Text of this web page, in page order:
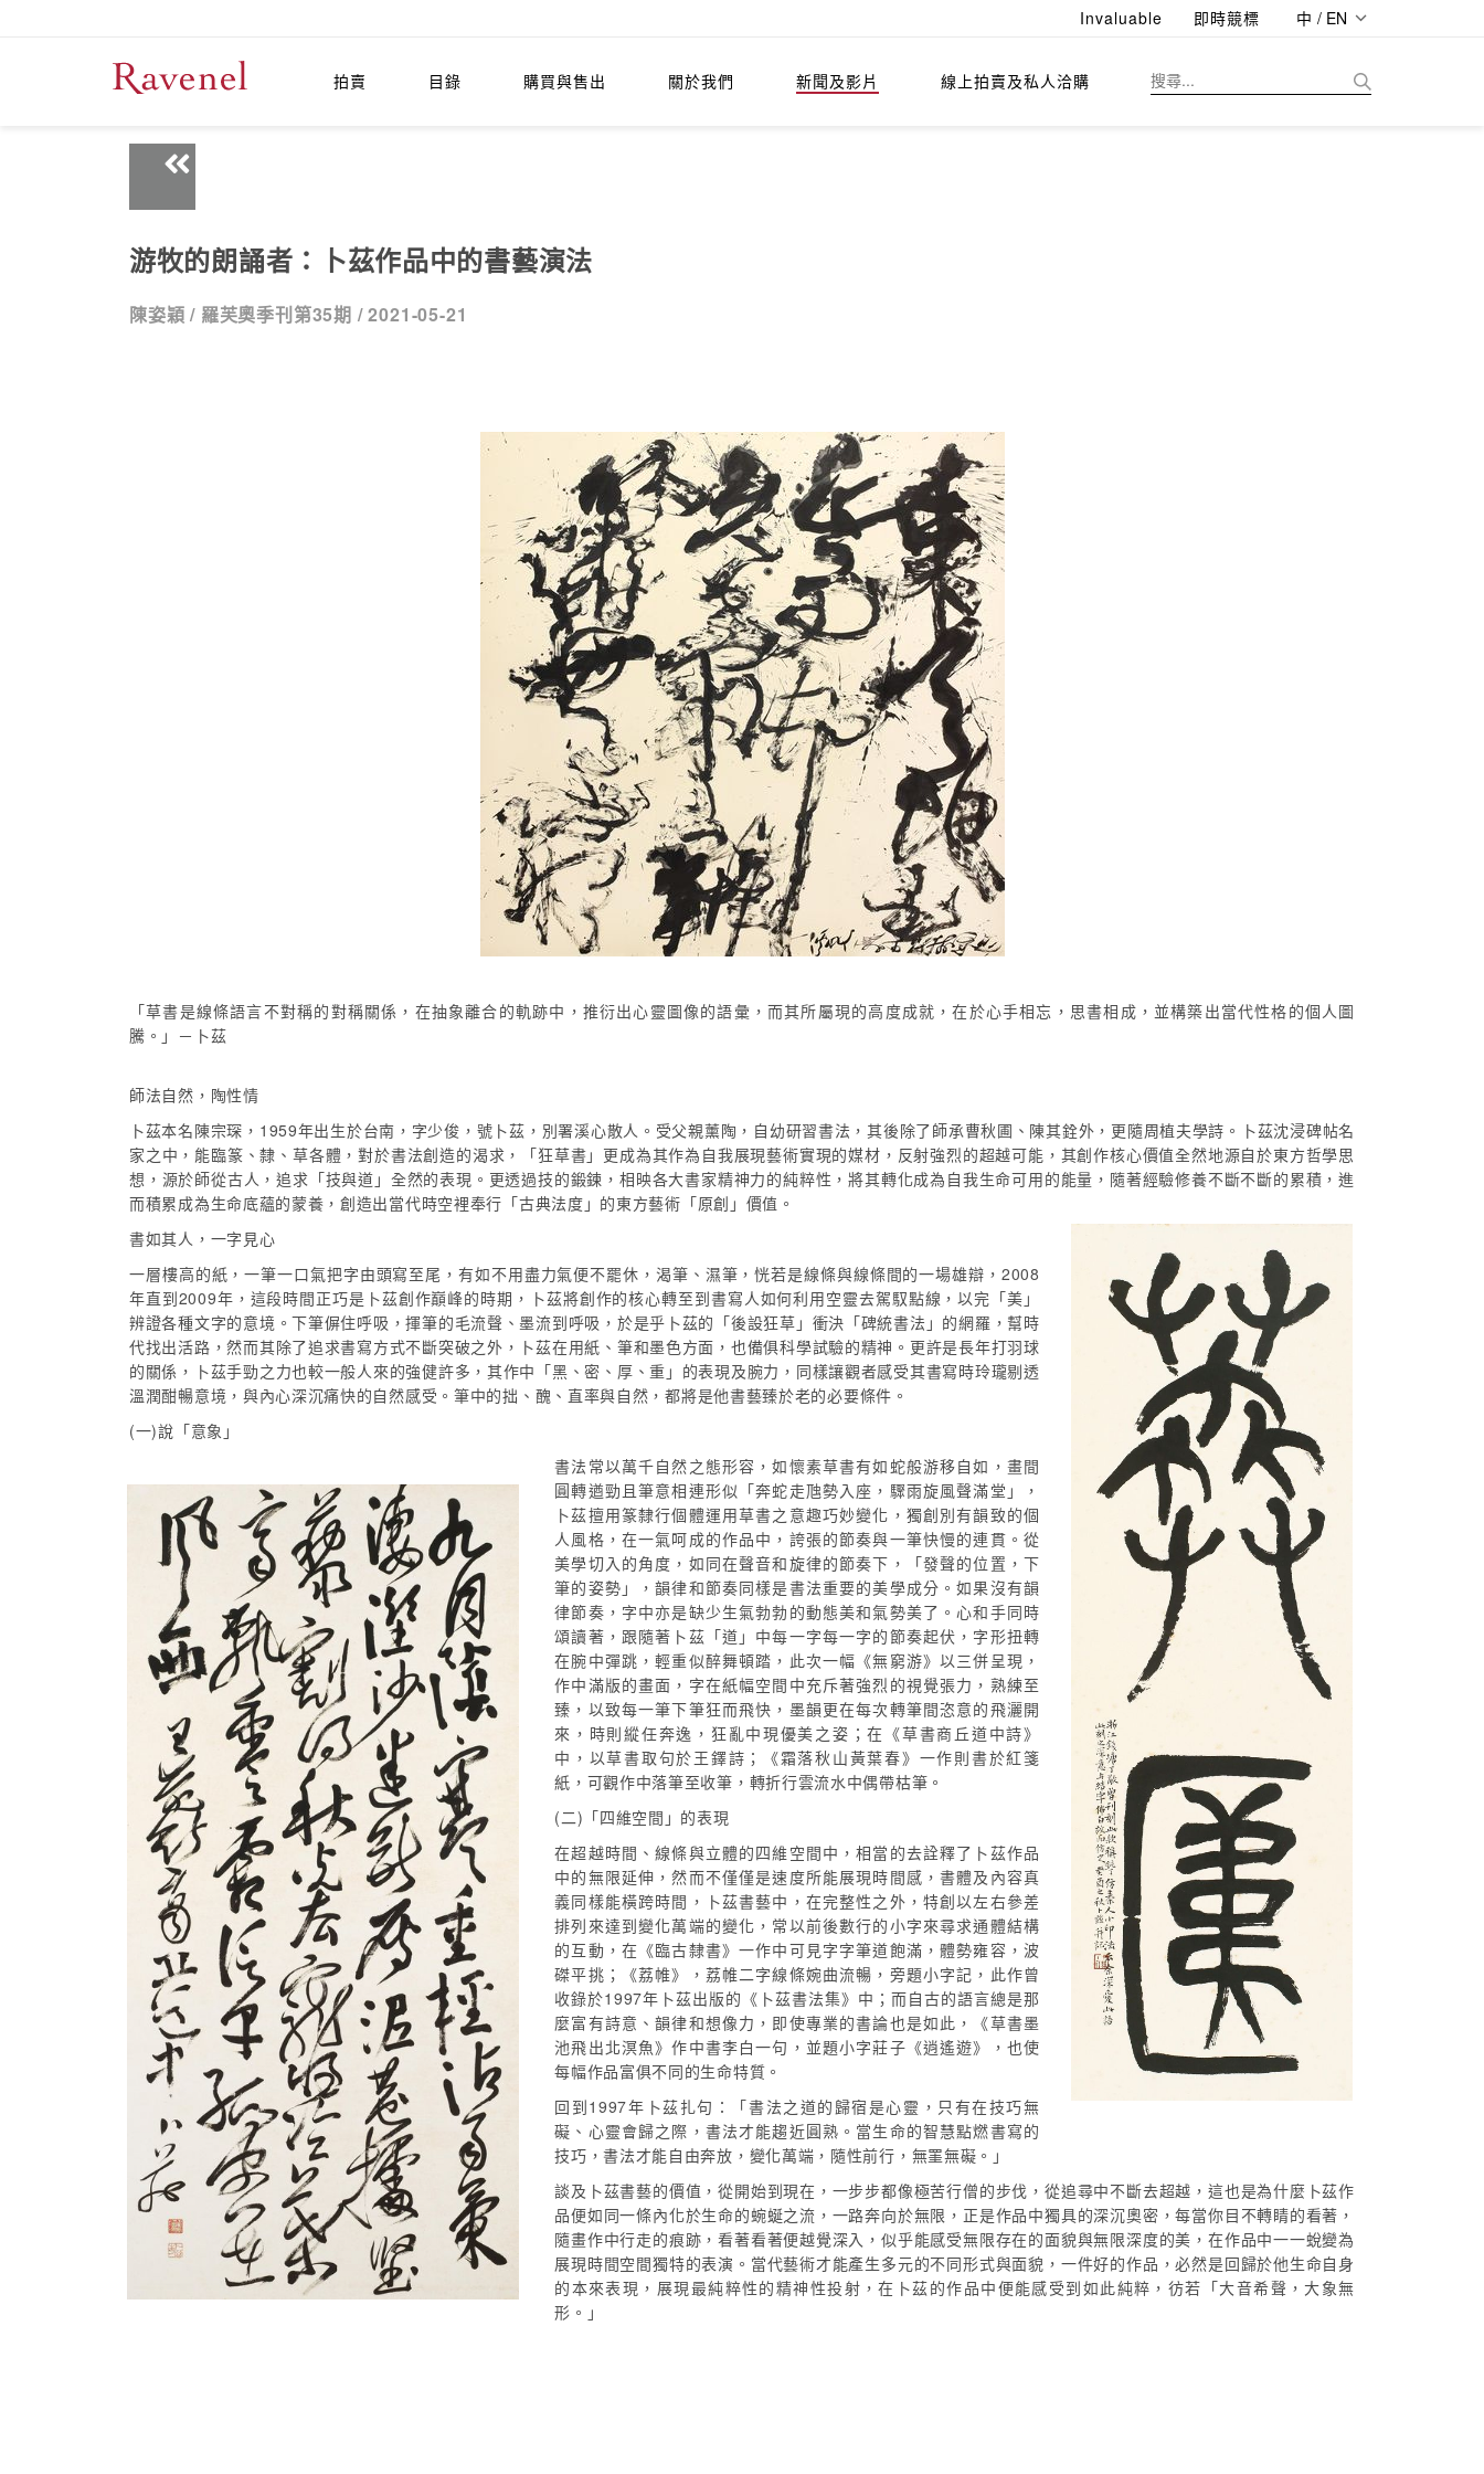
Invaluable 即時競標 中 / EN
拍賣 目錄 購買與售出 關於我們 新聞及影片 線上拍賣及私人洽購
游牧的朗誦者：卜茲作品中的書藝演法
陳姿穎 / 羅芙奧季刊第35期 /2021-05-21
「草書是線條語言不對稱的對稱關係，在抽象離合的軌跡中，推衍出心靈圖像的語彙，而其所屬現的高度成就，在於心手相忘，思書相成，並構築出當代性格的個人圖
騰。」－卜茲
師法自然，陶性情
卜茲本名陳宗琛，1959年出生於台南，字少俊，號卜茲，別署溪心散人。受父親薰陶，自幼研習書法，其後除了師承曹秋圃、陳其銓外，更隨周植夫學詩。卜茲沈浸碑帖名
家之中，能臨篆、隸、草各體，對於書法創造的渴求，「狂草書」更成為其作為自我展現藝術實現的媒材，反射強烈的超越可能，其創作核心價值全然地源自於東方哲學思
想，源於師從古人，追求「技與道」全然的表現。更透過技的鍛鍊，相映各大書家精神力的純粹性，將其轉化成為自我生命可用的能量，隨著經驗修養不斷不斷的累積，進
而積累成為生命底蘊的蒙養，創造出當代時空裡奉行「古典法度」的東方藝術「原創」價值。
書如其人，一字見心
一層樓高的紙，一筆一口氣把字由頭寫至尾，有如不用盡力氣便不罷休，渴筆、濕筆，恍若是線條與線條間的一場雄辯，2008
年直到2009年，這段時間正巧是卜茲創作巔峰的時期，卜茲將創作的核心轉至到書寫人如何利用空靈去駕馭點線，以完「美」
辨證各種文字的意境。下筆偋住呼吸，揮筆的毛流聲、墨流到呼吸，於是乎卜茲的「後設狂草」衝決「碑統書法」的網羅，幫時
代找出活路，然而其除了追求書寫方式不斷突破之外，卜茲在用紙、筆和墨色方面，也備俱科學試驗的精神。更許是長年打羽球
的關係，卜茲手勁之力也較一般人來的強健許多，其作中「黑、密、厚、重」的表現及腕力，同樣讓觀者感受其書寫時玲瓏剔透
溫潤酣暢意境，與內心深沉痛快的自然感受。筆中的拙、醜、直率與自然，都將是他書藝臻於老的必要條件。
(一)說「意象」
書法常以萬千自然之態形容，如懷素草書有如蛇般游移自如，畫間
圓轉遒勁且筆意相連形似「奔蛇走虺勢入座，驟雨旋風聲滿堂」，
卜茲擅用篆隸行個體運用草書之意趣巧妙變化，獨創別有韻致的個
人風格，在一氣呵成的作品中，誇張的節奏與一筆快慢的連貫。從
美學切入的角度，如同在聲音和旋律的節奏下，「發聲的位置，下
筆的姿勢」，韻律和節奏同樣是書法重要的美學成分。如果沒有韻
律節奏，字中亦是缺少生氣勃勃的動態美和氣勢美了。心和手同時
頌讀著，跟隨著卜茲「道」中每一字每一字的節奏起伏，字形扭轉
在腕中彈跳，輕重似醉舞頓踏，此次一幅《無窮游》以三併呈現，
作中滿版的畫面，字在紙幅空間中充斥著強烈的視覺張力，熟練至
臻，以致每一筆下筆狂而飛快，墨韻更在每次轉筆間恣意的飛灑開
來，時則縱任奔逸，狂亂中現優美之姿；在《草書商丘道中詩》
中，以草書取句於王鐸詩；《霜落秋山黃葉春》一作則書於紅箋
紙，可觀作中落筆至收筆，轉折行雲流水中偶帶枯筆。
(二)「四維空間」的表現
在超越時間、線條與立體的四維空間中，相當的去詮釋了卜茲作品
中的無限延伸，然而不僅僅是速度所能展現時間感，書體及內容真
義同樣能橫跨時間，卜茲書藝中，在完整性之外，特創以左右參差
排列來達到變化萬端的變化，常以前後數行的小字來尋求通體結構
的互動，在《臨古隸書》一作中可見字字筆道飽滿，體勢雍容，波
磔平挑；《荔帷》，荔帷二字線條婉曲流暢，旁題小字記，此作曾
收錄於1997年卜茲出版的《卜茲書法集》中；而自古的語言總是那
麼富有詩意、韻律和想像力，即使專業的書論也是如此，《草書墨
池飛出北溟魚》作中書李白一句，並題小字莊子《逍遙遊》，也使
每幅作品富俱不同的生命特質。
回到1997年卜茲扎句：「書法之道的歸宿是心靈，只有在技巧無
礙、心靈會歸之際，書法才能趨近圓熟。當生命的智慧點燃書寫的
技巧，書法才能自由奔放，變化萬端，隨性前行，無罣無礙。」
談及卜茲書藝的價值，從開始到現在，一步步都像極苦行僧的步伐，從追尋中不斷去超越，這也是為什麼卜茲作
品便如同一條內化於生命的蜿蜒之流，一路奔向於無限，正是作品中獨具的深沉奧密，每當你目不轉睛的看著，
隨畫作中行走的痕跡，看著看著便越覺深入，似乎能感受無限存在的面貌與無限深度的美，在作品中一一蛻變為
展現時間空間獨特的表演。當代藝術才能產生多元的不同形式與面貌，一件好的作品，必然是回歸於他生命自身
的本來表現，展現最純粹性的精神性投射，在卜茲的作品中便能感受到如此純粹，彷若「大音希聲，大象無
形。」